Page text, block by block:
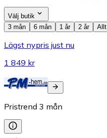
Välj butik
3 mån
6 mån 1 år 2 år Allt
Lägst nypris just nu
1 849 kr
Pristrend 3 mån